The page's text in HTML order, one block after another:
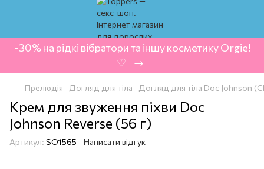
-30% на рідкі вібратори та іншу косметику Orgie!
‍ ♡ ‍ → ‍
Прелюдія Догляд для тіла Догляд для тіла Doc Johnson
Крем для звуження піхви Doc
Johnson Reverse (56 г)
Артикул: SO1565 Написати відгук